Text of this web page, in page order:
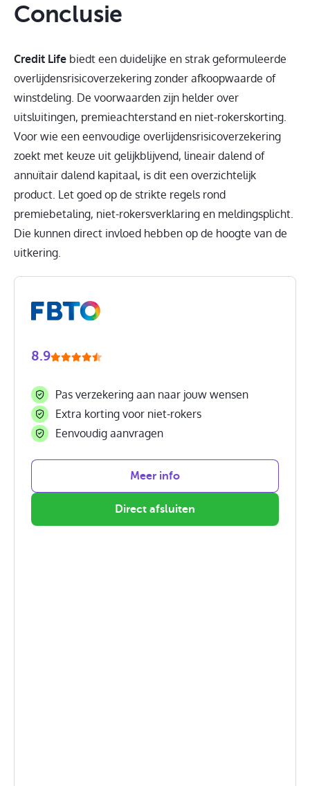
Conclusie
Credit Life biedt een duidelijke en strak geformuleerde
overlijdensrisicoverzekering zonder afkoopwaarde of
winstdeling. De voorwaarden zijn helder over
uitsluitingen, premieachterstand en niet-rokerskorting.
Voor wie een eenvoudige overlijdensrisicoverzekering
zoekt met keuze uit gelijkblijvend, lineair dalend of
annuïtair dalend kapitaal, is dit een overzichtelijk
product. Let goed op de strikte regels rond
premiebetaling, niet-rokersverklaring en meldingsplicht.
Die kunnen direct invloed hebben op de hoogte van de
uitkering.
8.9
Pas verzekering aan naar jouw wensen
Extra korting voor niet-rokers
Eenvoudig aanvragen
Meer info
Direct afsluiten